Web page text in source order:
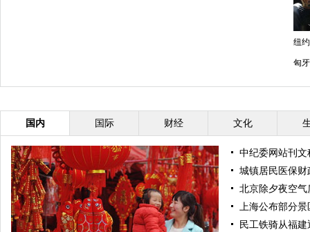
纽
匈
国内 国际 财经 文化
中纪委网站刊
城镇居民医保
北京除夕夜空
上海公布部分
民工铁骑从福